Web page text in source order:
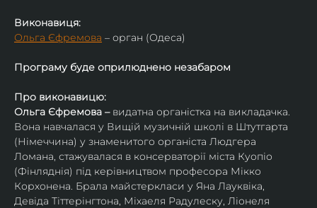
Виконавиця:
Ольга Єфремова – орган (Одеса)
Програму буде оприлюднено незабаром
Про виконавицю:
Ольга Єфремова – видатна органістка на викладачка.
Вона навчалася у Вищій музичній школі в Штутгарта
(Німеччина) у знаменитого органіста Людгера
Ломана, стажувалася в консерваторії міста Куопіо
(Фінляднія) під керівництвом професора Мікко
Корхонена. Брала майстеркласи у Яна Лауквіка,
Девіда Тіттерінгтона, Міхаеля Радулеску, Ліонеля